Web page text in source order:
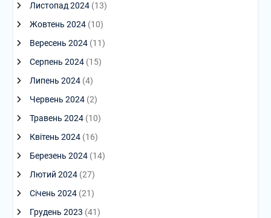
Листопад 2024(13)
Жовтень 2024(10)
Вересень 2024(11)
Серпень 2024(15)
Липень 2024(4)
Червень 2024(2)
Травень 2024(10)
Квітень 2024(16)
Березень 2024(14)
Лютий 2024(27)
Січень 2024(21)
Грудень 2023 (41)